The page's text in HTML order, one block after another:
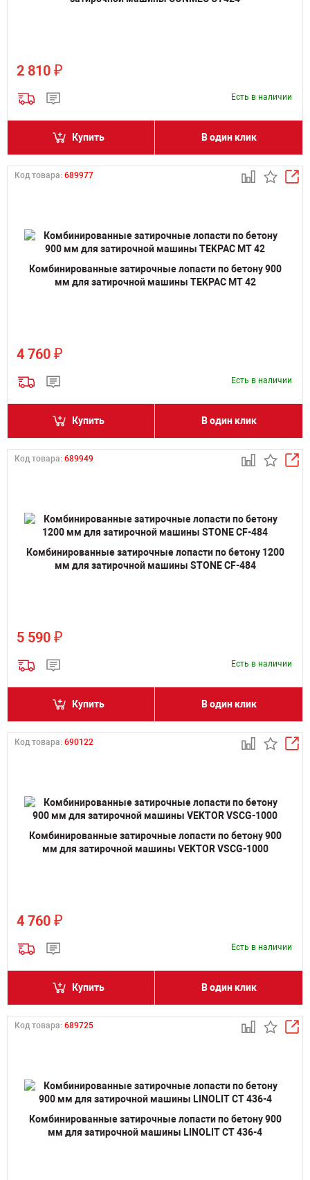
2 810 ₽
Есть в наличии
Купить В один клик
Код товара: 689977
Комбинированные затирочные лопасти по бетону 900
мм для затирочной машины TEKPAC MT 42
4 760 ₽
Есть в наличии
Купить В один клик
Код товара: 689949
Комбинированные затирочные лопасти по бетону 1200
мм для затирочной машины STONE CF-484
5 590 ₽
Есть в наличии
Купить В один клик
Код товара: 690122
Комбинированные затирочные лопасти по бетону 900
мм для затирочной машины VEKTOR VSCG-1000
4 760 ₽
Есть в наличии
Купить В один клик
Код товара: 689725
Комбинированные затирочные лопасти по бетону 900
мм для затирочной машины LINOLIT CT 436-4